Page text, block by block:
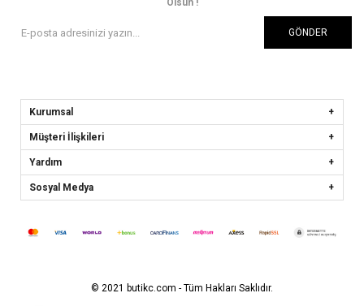
Olsun !
GÖNDER
Kurumsal
Müşteri İlişkileri
Yardım
Sosyal Medya
© 2021 butikc.com - Tüm Hakları Saklıdır.